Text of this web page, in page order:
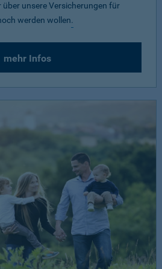
über unsere Versicherungen für
werden wollen.
mehr Infos